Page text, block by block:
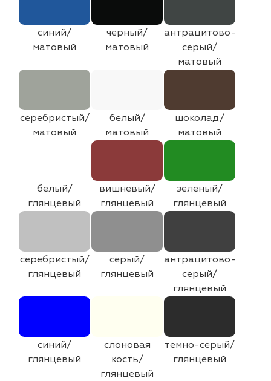
синий/
матовый
черный/
матовый
антрацитово-
серый/
матовый
серебристый/
матовый
белый/
матовый
шоколад/
матовый
белый/
глянцевый
вишневый/
глянцевый
зеленый/
глянцевый
серебристый/
глянцевый
серый/
глянцевый
антрацитово-
серый/
глянцевый
синий/
глянцевый
слоновая
кость/
глянцевый
темно-серый/
глянцевый